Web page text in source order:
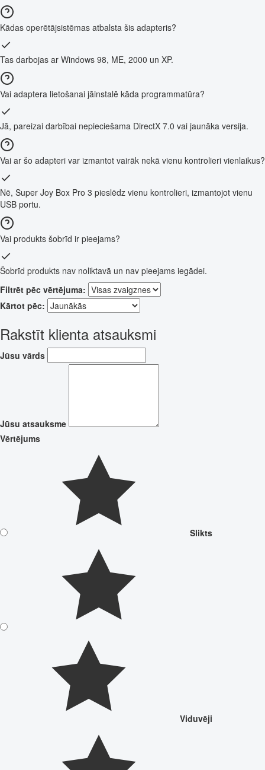
Kādas operētājsistēmas atbalsta šis adapteris?
Tas darbojas ar Windows 98, ME, 2000 un XP.
Vai adaptera lietošanai jāinstalē kāda programmatūra?
Jā, pareizai darbībai nepieciešama DirectX 7.0 vai jaunāka versija.
Vai ar šo adapteri var izmantot vairāk nekā vienu kontrolieri vienlaikus?
Nē, Super Joy Box Pro 3 pieslēdz vienu kontrolieri, izmantojot vienu
USB portu.
Vai produkts šobrīd ir pieejams?
Šobrīd produkts nav noliktavā un nav pieejams iegādei.
Filtrēt pēc vērtējuma:
Kārtot pēc:
Rakstīt klienta atsauksmi
Jūsu vārds
Jūsu atsauksme
Vērtējums
Slikts
Viduvēji